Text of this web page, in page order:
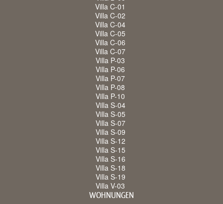
Villa C-01
Villa C-02
Villa C-04
Villa C-05
Villa C-06
Villa C-07
Villa P-03
Villa P-06
Villa P-07
Villa P-08
Villa P-10
Villa S-04
Villa S-05
Villa S-07
Villa S-09
Villa S-12
Villa S-15
Villa S-16
Villa S-18
Villa S-19
Villa V-03
WOHNUNGEN